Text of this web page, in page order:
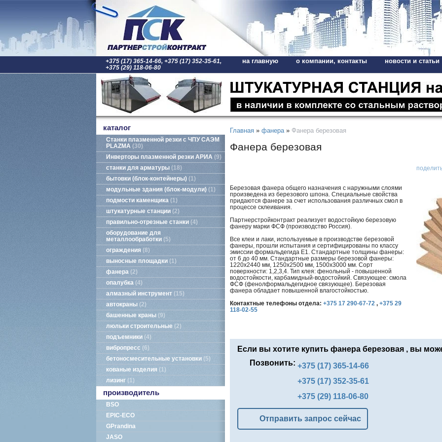
+375 (17) 365-14-66, +375 (17) 352-35-61,
+375 (29) 118-06-80
на главную о компании, контакты новости и статьи
каталог
Станки плазменной резки с ЧПУ САЭМ
PLAZMA 30
Инверторы плазменной резки АРИА 9
станки для арматуры 18
бытовки (блок-контейнеры) 1
модульные здания (блок-модули) 1
подмости каменщика 1
штукатурные станции 2
правильно-отрезные станки 4
оборудование для
металлообработки 5
ограждения 8
выносные площадки 1
фанера 2
опалубка 4
алмазный инструмент 15
автокраны 2
башенные краны 9
люльки строительные 2
подъемники 4
вибропресс 6
бетоносмесительные установки 5
кованые изделия 1
лизинг 1
производитель
BSO
EPIC-ECO
GPrandina
JASO
Главная » фанера » Фанера березовая
Фанера березовая
Березовая фанера общего назначения с наружными слоями
произведена из березового шпона. Специальные свойства
придаются фанере за счет использования различных смол в
процессе склеивания.
Партнерстройконтракт реализует водостойкую березовую
фанеру марки ФСФ (производство Россия).
Все клеи и лаки, используемые в производстве березовой
фанеры, прошли испытания и сертифицированы по классу
эмиссии формальдегида Е1. Стандартные толщины фанеры:
от 6 до 40 мм. Стандартные размеры березовой фанеры:
1220х2440 мм, 1250х2500 мм, 1500х3000 мм. Сорт
поверхности: 1,2,3,4. Тип клея: фенольный - повышенной
водостойкости, карбамидный-водостойкий. Связующее: смола
ФСФ (фенолформальдегидное связующее). Березовая
фанера обладает повышенной влагостойкостью.
Контактные телефоны отдела: +375 17 290-67-72 , +375 29
118-02-55
Если вы хотите купить фанера березовая , вы
Позвонить: +375 (17) 365-14-66
+375 (17) 352-35-61
+375 (29) 118-06-80
Отправить запрос сейчас